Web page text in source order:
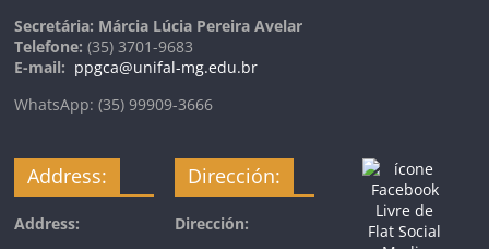
Secretária: Márcia Lúcia Pereira Avelar
Telefone: (35) 3701-9683
E-mail: ppgca@unifal-mg.edu.br
WhatsApp: (35) 99909-3666
Address:
Address:
Dirección:
Dirección: